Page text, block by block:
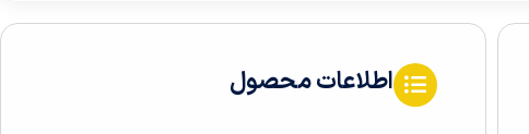
اطلاعات محصول